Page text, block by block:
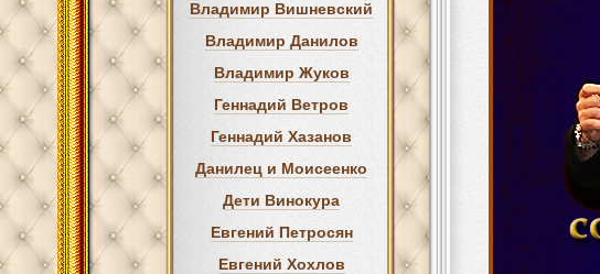
Владимир Вишневский
Владимир Данилов
Владимир Жуков
Геннадий Ветров
Геннадий Хазанов
Данилец и Моисеенко
Дети Винокура
Евгений Петросян
Евгений Хохлов